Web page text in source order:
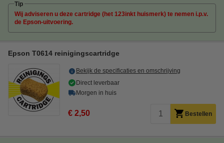
Tip
Wij adviseren u deze cartridge (het 123inkt huismerk) te nemen i.p.v.
de Epson-uitvoering.
Epson T0614 reinigingscartridge
Bekijk de specificaties en omschrijving
Direct leverbaar
Morgen in huis
€ 2,50 Bestellen